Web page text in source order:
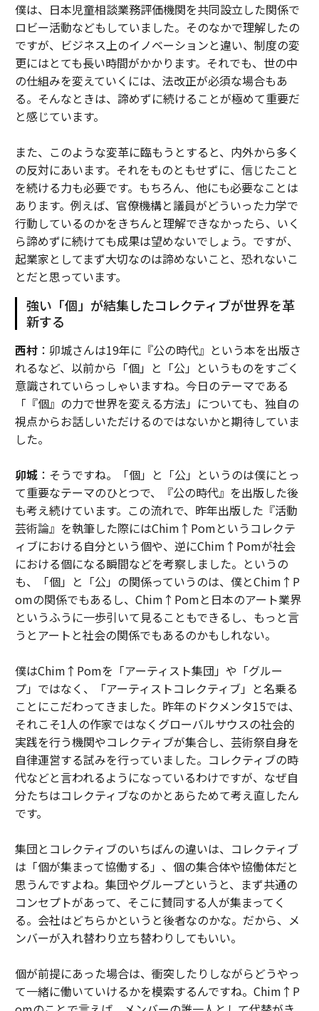
僕は、日本児童相談業務評価機関を共同設立した関係で
ロビー活動などもしていました。そのなかで理解したの
ですが、ビジネス上のイノベーションと違い、制度の変
更にはとても長い時間がかかります。それでも、世の中
の仕組みを変えていくには、法改正が必須な場合もあ
る。そんなときは、諦めずに続けることが極めて重要だ
と感じています。
また、このような変革に臨もうとすると、内外から多く
の反対にあいます。それをものともせずに、信じたこと
を続ける力も必要です。もちろん、他にも必要なことは
あります。例えば、官僚機構と議員がどういった力学で
行動しているのかをきちんと理解できなかったら、いく
ら諦めずに続けても成果は望めないでしょう。ですが、
起業家としてまず大切なのは諦めないこと、恐れないこ
とだと思っています。
強い「個」が結集したコレクティブが世界を革
新する
西村：卯城さんは19年に『公の時代』という本を出版さ
れるなど、以前から「個」と「公」というものをすごく
意識されていらっしゃいますね。今日のテーマである
「『個』の力で世界を変える方法」についても、独自の
視点からお話しいただけるのではないかと期待していま
した。
卯城：そうですね。「個」と「公」というのは僕にとっ
て重要なテーマのひとつで、『公の時代』を出版した後
も考え続けています。この流れで、昨年出版した『活動
芸術論』を執筆した際にはChim↑Pomというコレクテ
ィブにおける自分という個や、逆にChim↑Pomが社会
における個になる瞬間などを考察しました。というの
も、「個」と「公」の関係っていうのは、僕とChim↑P
omの関係でもあるし、Chim↑Pomと日本のアート業界
というふうに一歩引いて見ることもできるし、もっと言
うとアートと社会の関係でもあるのかもしれない。
僕はChim↑Pomを「アーティスト集団」や「グルー
プ」ではなく、「アーティストコレクティブ」と名乗る
ことにこだわってきました。昨年のドクメンタ15では、
それこそ1人の作家ではなくグローバルサウスの社会的
実践を行う機関やコレクティブが集合し、芸術祭自身を
自律運営する試みを行っていました。コレクティブの時
代などと言われるようになっているわけですが、なぜ自
分たちはコレクティブなのかとあらためて考え直したん
です。
集団とコレクティブのいちばんの違いは、コレクティブ
は「個が集まって協働する」、個の集合体や協働体だと
思うんですよね。集団やグループというと、まず共通の
コンセプトがあって、そこに賛同する人が集まってく
る。会社はどちらかというと後者なのかな。だから、メ
ンバーが入れ替わり立ち替わりしてもいい。
個が前提にあった場合は、衝突したりしながらどうやっ
て一緒に働いていけるかを模索するんですね。Chim↑P